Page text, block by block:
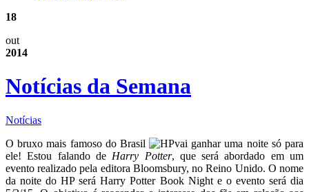
18
out
2014
Notícias da Semana
Notícias
O bruxo mais famoso do Brasil
vai ganhar uma noite só para
ele! Estou falando de Harry Potter, que será abordado em um
evento realizado pela editora Bloomsbury, no Reino Unido. O nome
da noite do HP será Harry Potter Book Night e o evento será dia